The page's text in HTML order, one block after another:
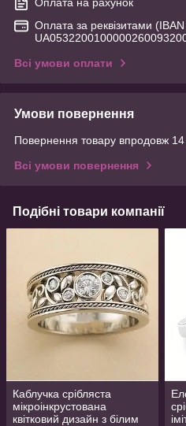
Оплата на рахунок
Оплата за реквізитами (IBAN
Всі умови оплати
Умови повернення
Повернення товару впродовж 14
Всі умови повернення
Подібні товари компанії
Каблучка срібляста
мікроінкрустована
квітковий дизайн з білим